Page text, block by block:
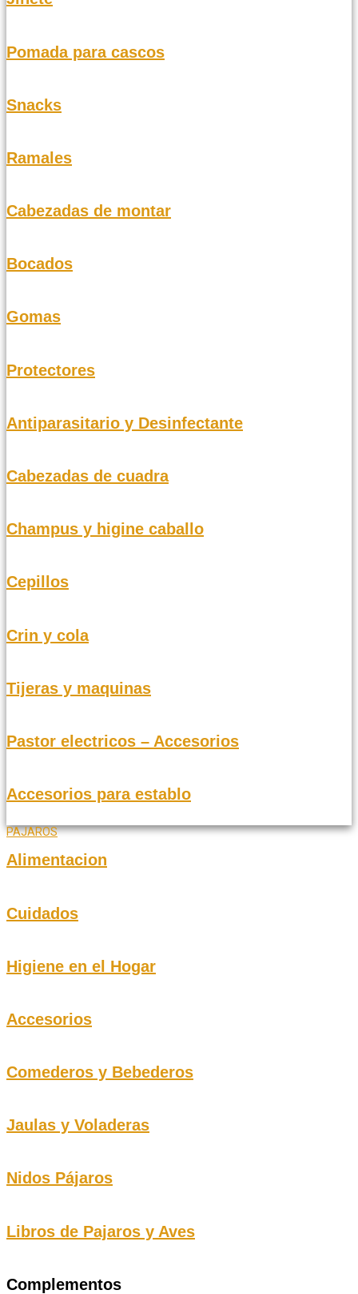
Pomada para cascos
Snacks
Ramales
Cabezadas de montar
Bocados
Gomas
Protectores
Antiparasitario y Desinfectante
Cabezadas de cuadra
Champus y higine caballo
Cepillos
Crin y cola
Tijeras y maquinas
Pastor electricos – Accesorios
Accesorios para establo
PAJAROS
Alimentacion
Cuidados
Higiene en el Hogar
Accesorios
Comederos y Bebederos
Jaulas y Voladeras
Nidos Pájaros
Libros de Pajaros y Aves
Complementos